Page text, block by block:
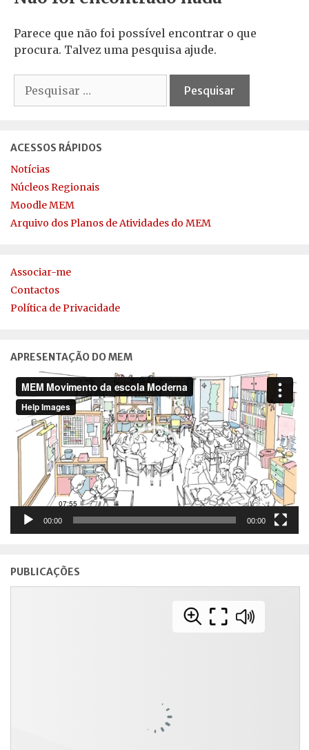
Parece que não foi possível encontrar o que
procura. Talvez uma pesquisa ajude.
Pesquisar
por:
ACESSOS RÁPIDOS
Notícias
Núcleos Regionais
Moodle MEM
Arquivo dos Planos de Atividades do MEM
Associar-me
Contactos
Política de Privacidade
APRESENTAÇÃO DO MEM
Reprodutor
de
vídeo
00:00 00:00
PUBLICAÇÕES